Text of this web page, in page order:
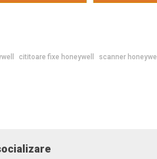
cititoare fixe honeywell scanner honeywell